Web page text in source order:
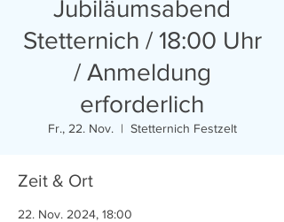
Jubiläumsabend
Stetternich / 18:00 Uhr
/ Anmeldung
erforderlich
Fr., 22. Nov.
  |
Stetternich Festzelt
Zeit & Ort
22. Nov. 2024, 18:00